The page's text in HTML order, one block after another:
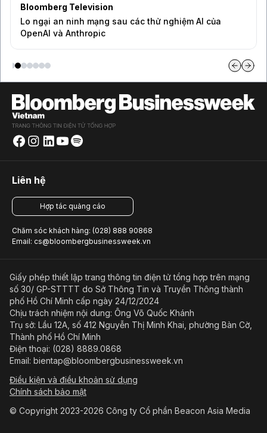
Bloomberg Television
Lo ngại an ninh mạng sau các thử nghiệm AI của
OpenAI và Anthropic
Liên hệ
Hợp tác quảng cáo
Chăm sóc khách hàng: (028) 888 90868
Email: cs@bloombergbusinessweek.vn
Giấy phép thiết lập trang thông tin điện tử tổng hợp trên mạng
số 30/ GP-STTTT do Sở Thông Tin và Truyền Thông thành
phố Hồ Chí Minh cấp ngày 24/12/2024
Chịu trách nhiệm nội dung: Ông Võ Quốc Khánh
Trụ sở: Lầu 12A, số 412 Nguyễn Thị Minh Khai, phường Bàn Cờ,
Thành phố Hồ Chí Minh
Điện thoại: (028) 8889.0868
Email: bientap@bloombergbusinessweek.vn
Điều kiện và điều khoản sử dụng
Chính sách bảo mật
© Copyright 2023-2026 Công ty Cổ phần Beacon Asia Media